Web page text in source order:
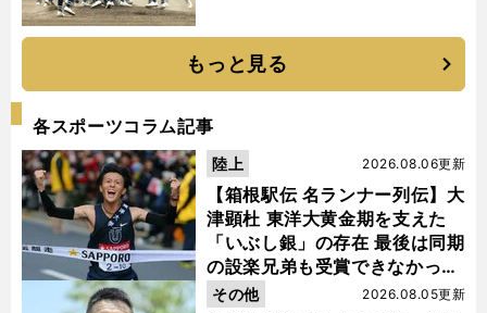
もっと見る
各スポーツコラム記事
【箱根駅伝 名ランナー列伝】大
津顕杜 東洋大黄金期を支えた
「いぶし銀」の存在 最後は同期
の設楽兄弟も受賞できなかった
金栗杯に輝く
2026.08.06更新
陸上
2026.08.05更新
その他